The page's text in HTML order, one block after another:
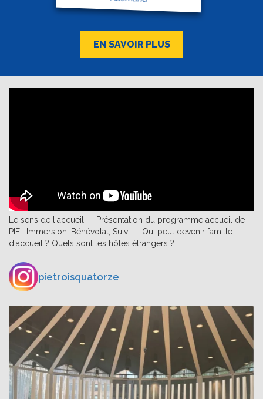
EN SAVOIR PLUS
Le sens de l'accueil — Présentation du programme accueil de
PIE : Immersion, Bénévolat, Suivi — Qui peut devenir famille
d'accueil ? Quels sont les hôtes étrangers ?
pietroisquatorze